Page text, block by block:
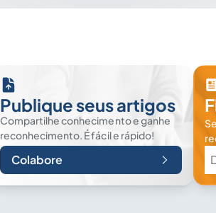
Publique seus artigos
Compartilhe conhecimento e ganhe
reconhecimento. É fácil e rápido!
Colabore